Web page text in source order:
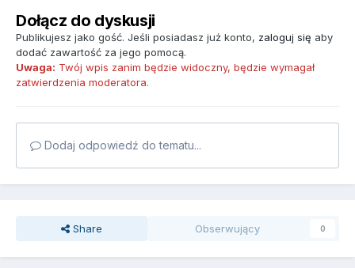
Dołącz do dyskusji
Publikujesz jako gość. Jeśli posiadasz już konto, zaloguj się aby
dodać zawartość za jego pomocą.
Uwaga: Twój wpis zanim będzie widoczny, będzie wymagał
zatwierdzenia moderatora.
Dodaj odpowiedź do tematu...
Share Obserwujący 0